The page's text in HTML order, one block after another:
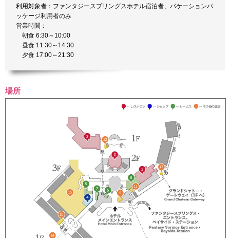
利用対象者：ファンタジースプリングスホテル宿泊者、バケーションパ
ッケージ利用者のみ
営業時間：
朝食 6:30～10:00
昼食 11:30～14:30
夕食 17:00～21:30
場所